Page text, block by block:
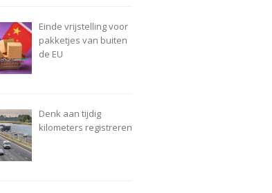
Einde vrijstelling voor
pakketjes van buiten
de EU
Denk aan tijdig
kilometers registreren